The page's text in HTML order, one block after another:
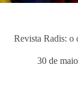
Revista Radis: o
30 de